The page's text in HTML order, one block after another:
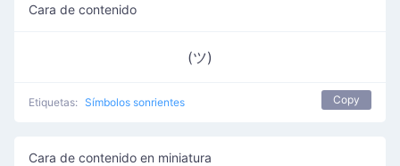
Cara de contenido
(ツ)
Etiquetas: Símbolos sonrientes Copy
Cara de contenido en miniatura